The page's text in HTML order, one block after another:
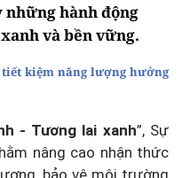
những hành động
và bền vững.
kiệm năng lượng hưởng
- Tương lai xanh”, Sự
nâng cao nhận thức
bảo vệ môi trường